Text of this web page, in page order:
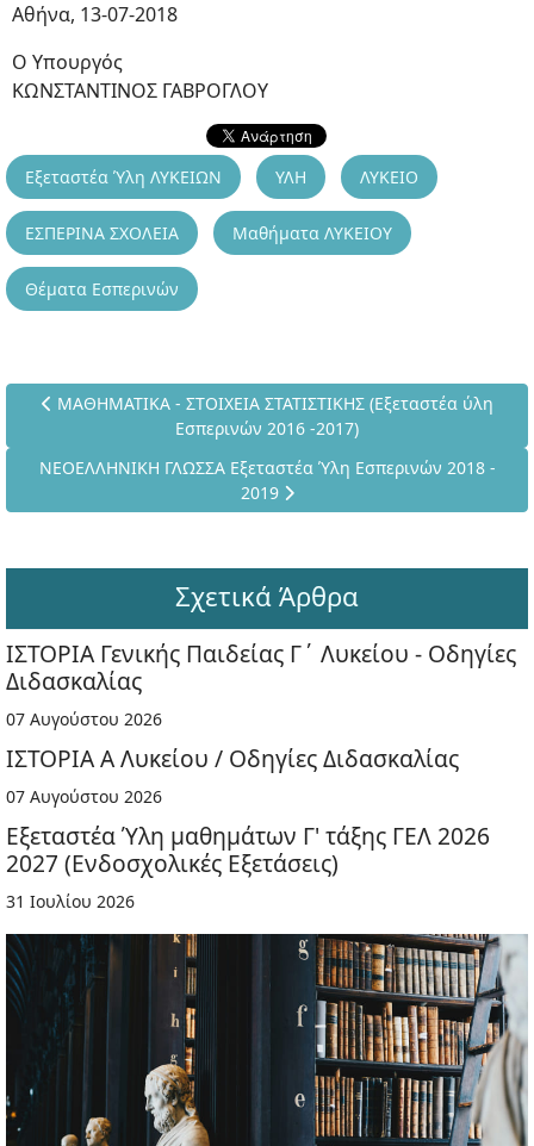
Αθήνα, 13-07-2018
Ο Υπουργός
ΚΩΝΣΤΑΝΤΙΝΟΣ ΓΑΒΡΟΓΛΟΥ
Εξεταστέα Ύλη ΛΥΚΕΙΩΝ ΥΛΗ ΛΥΚΕΙΟ
ΕΣΠΕΡΙΝΑ ΣΧΟΛΕΙΑ Μαθήματα ΛΥΚΕΙΟΥ
Θέματα Εσπερινών
Προηγούμενο άρθρο: ΜΑΘΗΜΑΤΙΚΑ - ΣΤΟΙΧΕΙΑ ΣΤΑΤΙΣΤΙΚΗΣ
ΜΑΘΗΜΑΤΙΚΑ - ΣΤΟΙΧΕΙΑ ΣΤΑΤΙΣΤΙΚΗΣ (Εξεταστέα ύλη
Εσπερινών 2016 -2017)
Επόμενο άρθρο: ΝΕΟΕΛΛΗΝΙΚΗ ΓΛΩΣΣΑ Εξεταστέα Ύλη
ΝΕΟΕΛΛΗΝΙΚΗ ΓΛΩΣΣΑ Εξεταστέα Ύλη Εσπερινών 2018 -
2019
Σχετικά Άρθρα
ΙΣΤΟΡΙΑ Γενικής Παιδείας Γ΄ Λυκείου - Οδηγίες
Διδασκαλίας
07 Αυγούστου 2026
ΙΣΤΟΡΙΑ Α Λυκείου / Οδηγίες Διδασκαλίας
07 Αυγούστου 2026
Εξεταστέα Ύλη μαθημάτων Γ' τάξης ΓΕΛ 2026
2027 (Ενδοσχολικές Εξετάσεις)
31 Ιουλίου 2026